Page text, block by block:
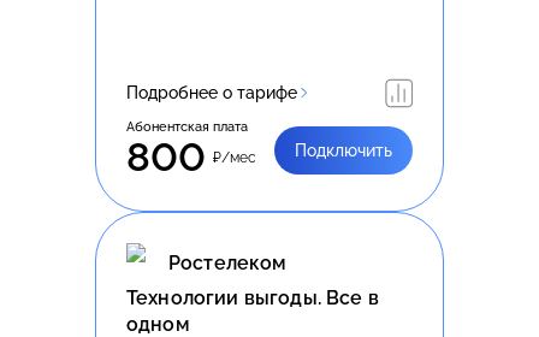
Подробнее о тарифе
Абонентская плата
800 ₽/мес Подключить
Ростелеком
Технологии выгоды. Все в
одном